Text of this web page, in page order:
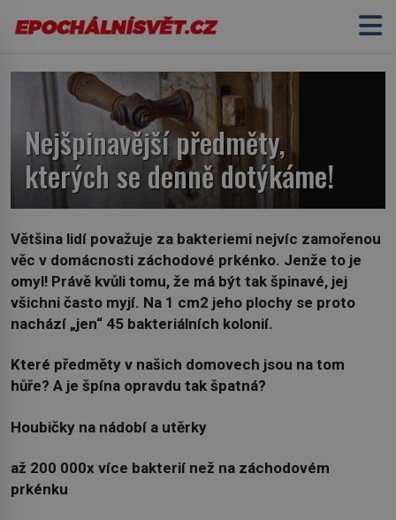
Nejšpinavější předměty,
kterých se denně dotýkáme!
Většina lidí považuje za bakteriemi nejvíc zamořenou
věc v domácnosti záchodové prkénko. Jenže to je
omyl! Právě kvůli tomu, že má být tak špinavé, jej
všichni často myjí. Na 1 cm2 jeho plochy se proto
nachází „jen“ 45 bakteriálních kolonií.
Které předměty v našich domovech jsou na tom
hůře? A je špína opravdu tak špatná?
Houbičky na nádobí a utěrky
až 200 000x více bakterií než na záchodovém
prkénku